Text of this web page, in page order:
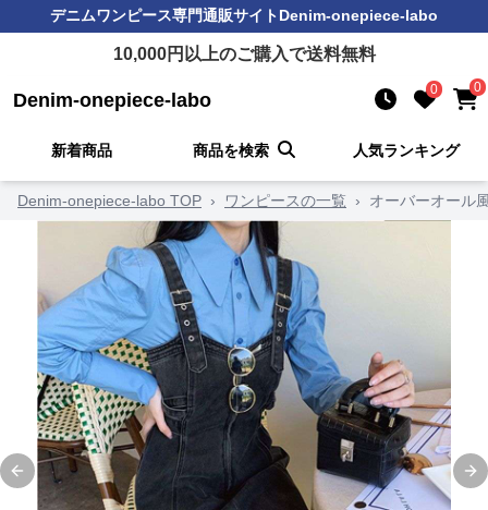
デニムワンピース専門通販サイトDenim-onepiece-labo
10,000円以上のご購入で送料無料
Denim-onepiece-labo 0 0
新着商品 商品を検索 人気ランキング
Denim-onepiece-labo TOP › ワンピースの一覧 › オーバーオール
Previous slide